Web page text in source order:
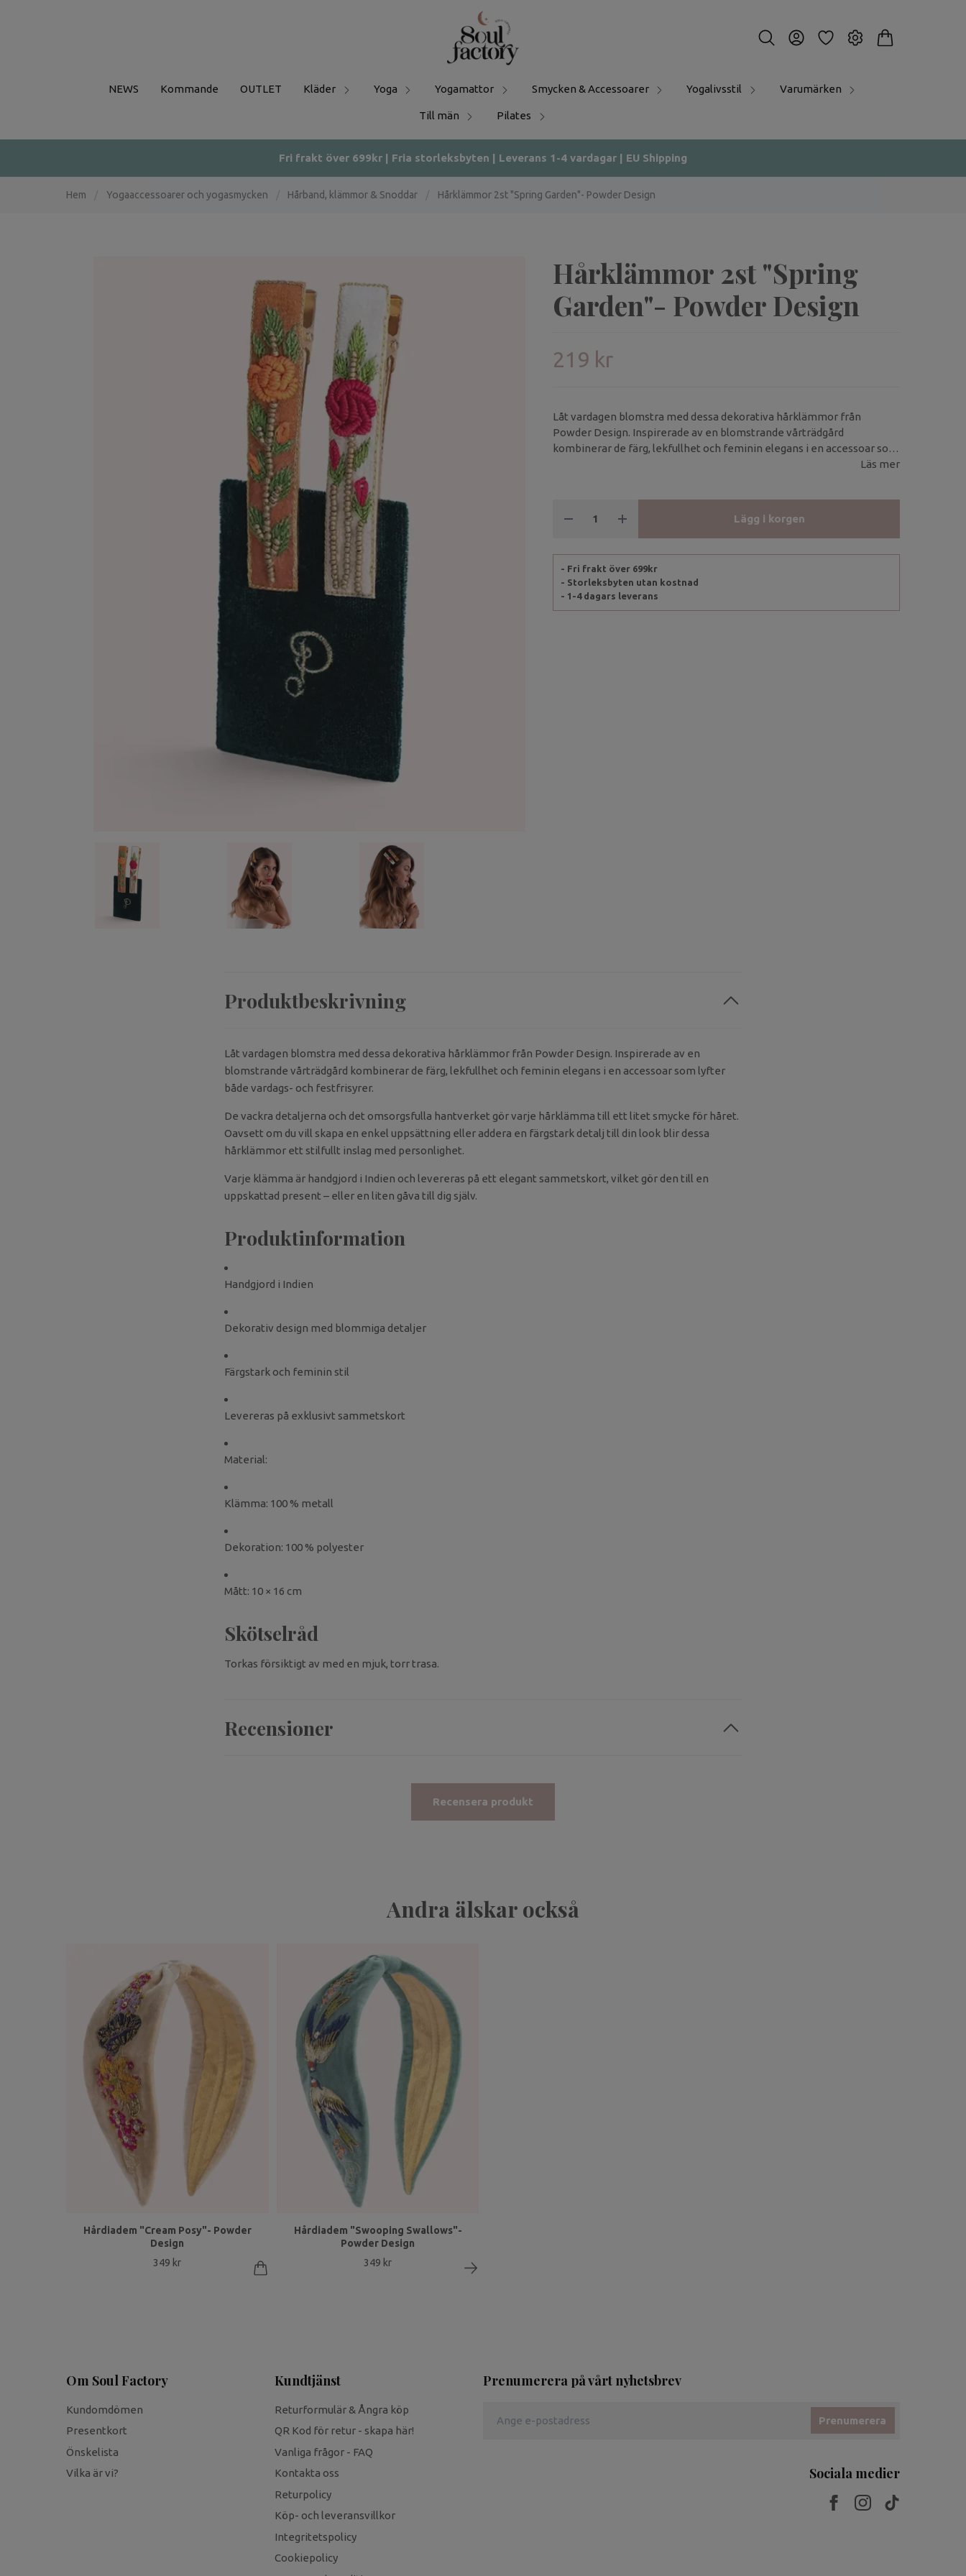
NEWS Kommande OUTLET Kläder Yoga Yogamattor Smycken & Accessoarer Yogalivsstil Varumärken
Till män Pilates
Fri frakt över 699kr | Fria storleksbyten | Leverans 1-4 vardagar | EU Shipping
Hem Yogaaccessoarer och yogasmycken Hårband, klämmor & Snoddar Hårklämmor 2st "Spring Garden"- Powder Design
Hårklämmor 2st "Spring
Garden"- Powder Design
219 kr
Låt vardagen blomstra med dessa dekorativa hårklämmor från
Powder Design. Inspirerade av en blomstrande vårträdgård
kombinerar de färg, lekfullhet och feminin elegans i en accessoar som
Läs mer
Lägg i korgen
- Fri frakt över 699kr
- Storleksbyten utan kostnad
- 1-4 dagars leverans
Produktbeskrivning
Låt vardagen blomstra med dessa dekorativa hårklämmor från Powder Design. Inspirerade av en
blomstrande vårträdgård kombinerar de färg, lekfullhet och feminin elegans i en accessoar som lyfter
både vardags- och festfrisyrer.
De vackra detaljerna och det omsorgsfulla hantverket gör varje hårklämma till ett litet smycke för håret.
Oavsett om du vill skapa en enkel uppsättning eller addera en färgstark detalj till din look blir dessa
hårklämmor ett stilfullt inslag med personlighet.
Varje klämma är handgjord i Indien och levereras på ett elegant sammetskort, vilket gör den till en
uppskattad present – eller en liten gåva till dig själv.
Produktinformation
Handgjord i Indien
Dekorativ design med blommiga detaljer
Färgstark och feminin stil
Levereras på exklusivt sammetskort
Material:
Klämma: 100 % metall
Dekoration: 100 % polyester
Mått: 10 × 16 cm
Skötselråd
Torkas försiktigt av med en mjuk, torr trasa.
Recensioner
Recensera produkt
Andra älskar också
Hårdiadem "Cream Posy"- Powder
Design
349 kr
Hårdiadem "Swooping Swallows"-
Powder Design
349 kr
Om Soul Factory
Kundomdömen
Presentkort
Önskelista
Vilka är vi?
Kundtjänst
Returformulär & Ångra köp
QR Kod för retur - skapa här!
Vanliga frågor - FAQ
Kontakta oss
Returpolicy
Köp- och leveransvillkor
Integritetspolicy
Cookiepolicy
Prenumerera på vårt nyhetsbrev
Prenumerera
Sociala medier